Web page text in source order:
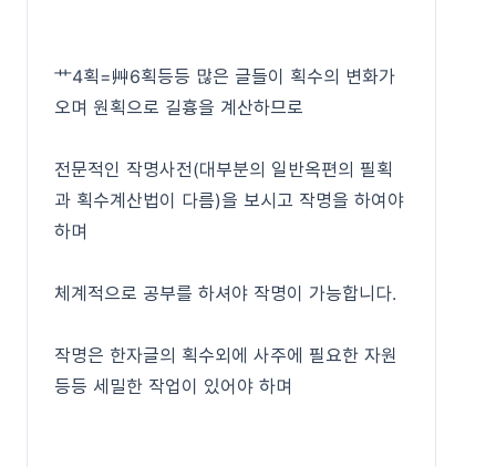
艹4획=艸6획등등 많은 글들이 획수의 변화가
오며 원획으로 길흉을 계산하므로
전문적인 작명사전(대부분의 일반옥편의 필획
과 획수계산법이 다름)을 보시고 작명을 하여야
하며
체계적으로 공부를 하셔야 작명이 가능합니다.
작명은 한자글의 획수외에 사주에 필요한 자원
등등 세밀한 작업이 있어야 하며